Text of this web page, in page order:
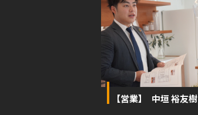
【営業】 中垣 裕友樹